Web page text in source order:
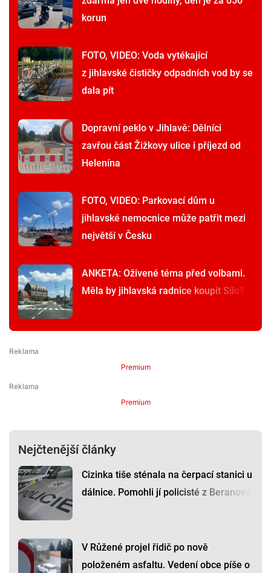
korun
FOTO, VIDEO: Voda vytékající
z jihlavské čističky odpadních vod by se
dala pít
Dopravní peklo v Jihlavě: Dělníci
zavřou část Žižkovy ulice i příjezd od
Helenína
FOTO, VIDEO: Parkovací dům u
jihlavské nemocnice může patřit mezi
největší v Česku
ANKETA: Oživené téma před volbami.
Měla by jihlavská radnice koupit Silo?
Premium
Premium
Nejčtenější články
Cizinka tiše sténala na čerpací stanici u
dálnice. Pomohli jí policisté z Beranova
V Růžené projel řidič po nově
položeném asfaltu. Vedení obce píše o